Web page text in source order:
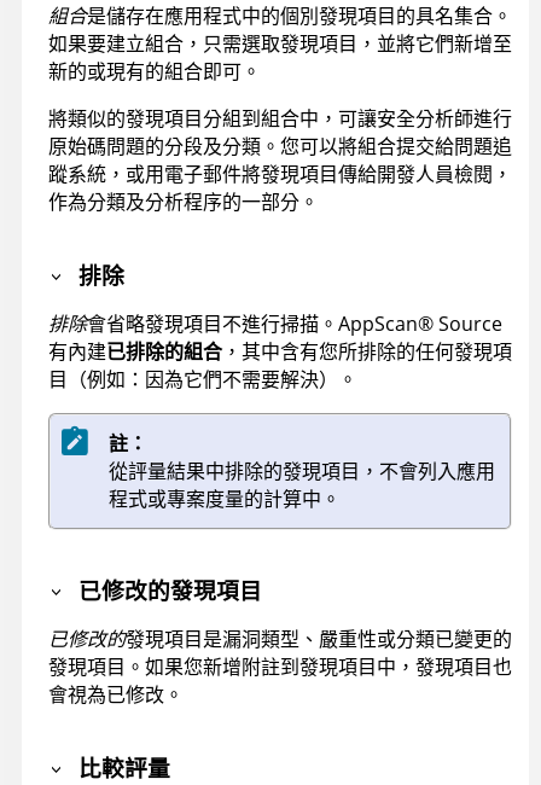
組合是儲存在應用程式中的個別發現項目的具名集合。
如果要建立組合，只需選取發現項目，並將它們新增至
新的或現有的組合即可。
將類似的發現項目分組到組合中，可讓安全分析師進行
原始碼問題的分段及分類。您可以將組合提交給問題追
蹤系統，或用電子郵件將發現項目傳給開發人員檢閱，
作為分類及分析程序的一部分。
排除
排除會省略發現項目不進行掃描。 AppScan®Source
有內建已排除的組合 ，其中含有您所排除的任何發現項
目（例如：因為它們不需要解決）。
註：
從評量結果中排除的發現項目，不會列入應用
程式或專案度量的計算中。
已修改的發現項目
已修改的發現項目是漏洞類型、嚴重性或分類已變更的
發現項目。如果您新增附註到發現項目中，發現項目也
會視為已修改。
比較評量